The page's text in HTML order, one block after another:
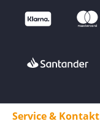
Service & Kontakt